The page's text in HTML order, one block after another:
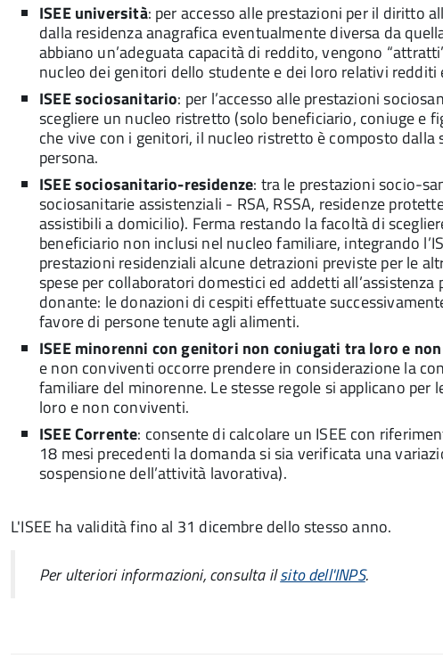
ISEE università: per accesso alle prestazioni per il diritto
dalla residenza anagrafica eventualmente diversa da
abbiano un’adeguata capacità di reddito, vengono
nucleo dei genitori dello studente e dei loro relativi redditi
ISEE sociosanitario: per l’accesso alle prestazioni
scegliere un nucleo ristretto (solo beneficiario, coniuge e
che vive con i genitori, il nucleo ristretto è composto
persona.
ISEE sociosanitario-residenze: tra le prestazioni socio-
sociosanitarie assistenziali - RSA, RSSA, residenze
assistibili a domicilio). Ferma restando la facoltà di
beneficiario non inclusi nel nucleo familiare, integrando
prestazioni residenziali alcune detrazioni previste per le
spese per collaboratori domestici ed addetti
donante: le donazioni di cespiti effettuate
favore di persone tenute agli alimenti.
ISEE minorenni con genitori non coniugati tra loro e
e non conviventi occorre prendere in considerazione la
familiare del minorenne. Le stesse regole si applicano
loro e non conviventi.
ISEE Corrente: consente di calcolare un ISEE con
18 mesi precedenti la domanda si sia verificata una
sospensione dell’attività lavorativa).
L'ISEE ha validità fino al 31 dicembre dello stesso anno.
Per ulteriori informazioni, consulta ilsito dell'INPS.